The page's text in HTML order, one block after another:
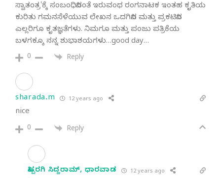
ಸ್ವಾತಂತ್ರ'ಕ್ಕೆ ಸಂಬಂಧಿಸಿದಂತೆ ಇರುವಂಥ ರಂಗನಾಟಕ ಇಂತಹ ಕೃತಿಯ
ಕುರಿತು ಗಮನಸೆಳೆಯುವ ಲೇಖನ ಒದಗಿಸಿದ ಮತ್ತು ಪ್ರಕಟಿಸಿದ
ಎಲ್ಲರಿಗೂ ಕೃತಜ್ಞತೆಗಳು. ನಿಮಗೂ ಮತ್ತು ಪಂಜು ಪತ್ರಿಕೆಯ
ಬಳಗಕ್ಕೂ ನನ್ನ ಶುಭಾಶಯಗಳು…good day…
0 Reply
sharada.m 12 years ago
nice
0 Reply
ಹಿಪ್ಪರಗಿ ಸಿದ್ದರಾಮ್, ಧಾರವಾಡ 12 years ago